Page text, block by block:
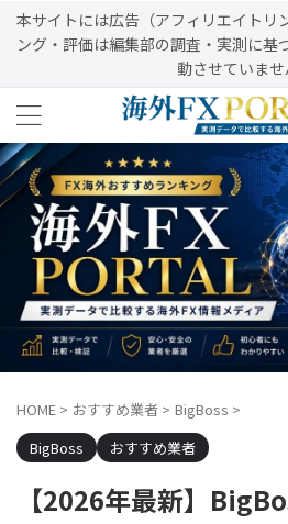
本サイトには広告（アフィリエイトリ
ング・評価は編集部の調査・実測に基
動させていませ
HOME > おすすめ業者 > BigBoss >
BigBoss
おすすめ業者
【2026年最新】